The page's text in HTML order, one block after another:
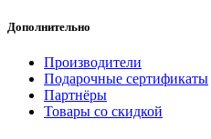
Дополнительно
Производители
Подарочные сертификаты
Партнёры
Товары со скидкой